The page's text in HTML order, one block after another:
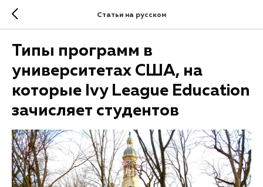
Статьи на русском
Типы программ в
университетах США, на
которые Ivy League Education
зачисляет студентов